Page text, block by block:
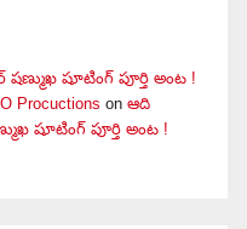
షూటింగ్ పూర్తి అంట !
Procuctions on ఆది
షూటింగ్ పూర్తి అంట !